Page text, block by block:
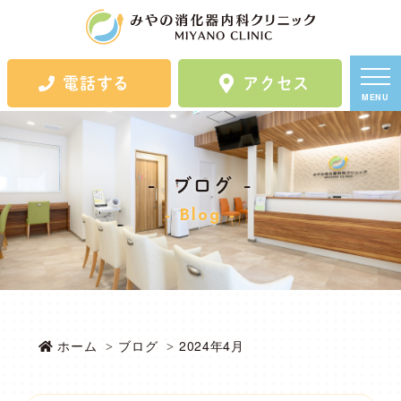
電話する アクセス
MENU
ブログ
Blog
ホーム ブログ 2024年4月